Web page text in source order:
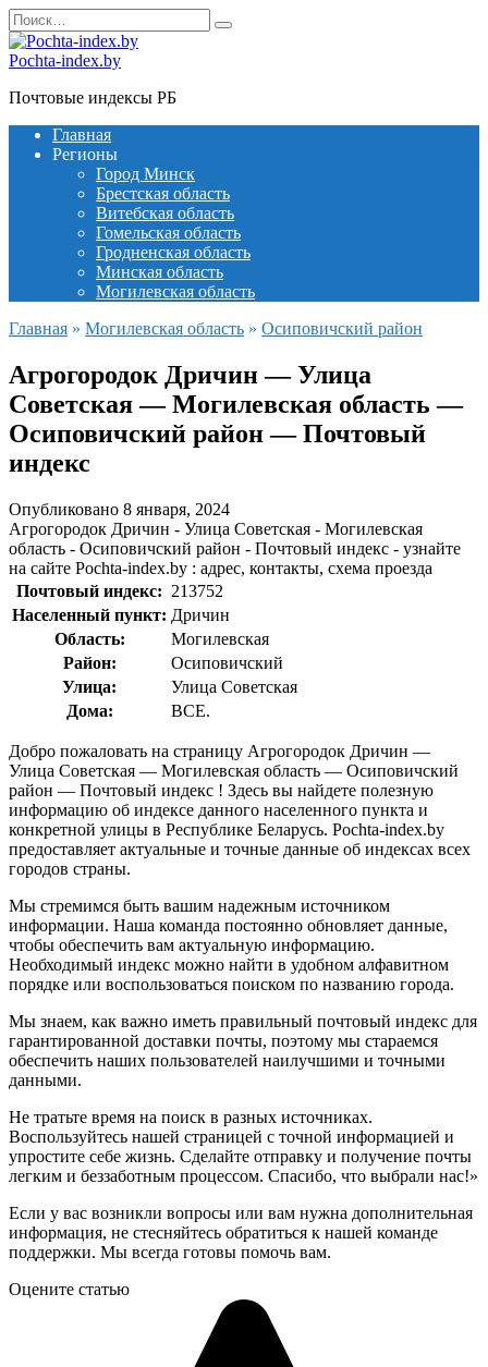
Перейти
к
содержанию
Search
for:
Pochta-index.by
Почтовые индексы РБ
Главная
Регионы
Город Минск
Брестская область
Витебская область
Гомельская область
Гродненская область
Минская область
Могилевская область
Главная » Могилевская область » Осиповичский район
Агрогородок Дричин — Улица
Советская — Могилевская область —
Осиповичский район — Почтовый
индекс
Опубликовано 8 января, 2024
Агрогородок Дричин - Улица Советская - Могилевская
область - Осиповичский район - Почтовый индекс - узнайте
на сайте Pochta-index.by : адрес, контакты, схема проезда
Почтовый индекс: 213752
Населенный пункт: Дричин
Область:
Могилевская
Район:
Осиповичский
Улица:
Улица Советская
Дома:
ВСЕ.
Добро пожаловать на страницу Агрогородок Дричин —
Улица Советская — Могилевская область — Осиповичский
район — Почтовый индекс ! Здесь вы найдете полезную
информацию об индексе данного населенного пункта и
конкретной улицы в Республике Беларусь. Pochta-index.by
предоставляет актуальные и точные данные об индексах всех
городов страны.
Мы стремимся быть вашим надежным источником
информации. Наша команда постоянно обновляет данные,
чтобы обеспечить вам актуальную информацию.
Необходимый индекс можно найти в удобном алфавитном
порядке или воспользоваться поиском по названию города.
Мы знаем, как важно иметь правильный почтовый индекс для
гарантированной доставки почты, поэтому мы стараемся
обеспечить наших пользователей наилучшими и точными
данными.
Не тратьте время на поиск в разных источниках.
Воспользуйтесь нашей страницей с точной информацией и
упростите себе жизнь. Сделайте отправку и получение почты
легким и беззаботным процессом. Спасибо, что выбрали нас!»
Если у вас возникли вопросы или вам нужна дополнительная
информация, не стесняйтесь обратиться к нашей команде
поддержки. Мы всегда готовы помочь вам.
Оцените статью